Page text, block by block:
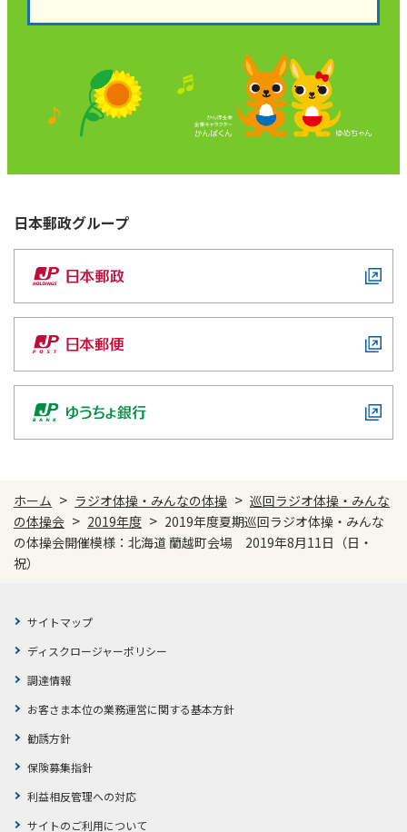
日本郵政グループ
ホーム > ラジオ体操・みんなの体操 > 巡回ラジオ体操・みんな
の体操会 > 2019年度 > 2019年度夏期巡回ラジオ体操・みんな
の体操会開催模様：北海道 蘭越町会場 2019年8月11日（日・
祝）
サイトマップ
ディスクロージャーポリシー
調達情報
お客さま本位の業務運営に関する基本方針
勧誘方針
保険募集指針
利益相反管理への対応
サイトのご利用について